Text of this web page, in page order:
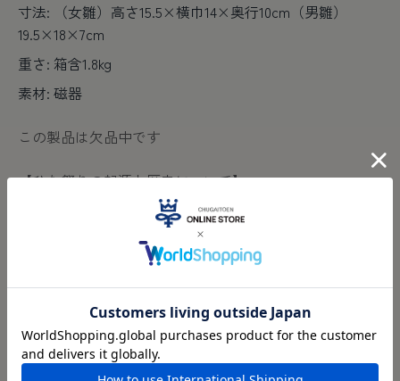
寸法: （女雛）高さ15.5×横巾14×奥行10cm（男雛）
19.5×18×7cm
重さ: 箱含1.8kg
素材: 磁器
この製品は欠品中です
【ひな祭りの起源と歴史について】
ひな祭りは、奈良時代に中国から伝わった厄払いの行事
が起源であると伝えられています。その後、平安時代に
は宮中の婦人や子どもたちの間で行われていた「ひいな
遊び」という人形遊びへと移りかわりました。やがて江
戸時代になると女の子の健やかな成長を願う行事として
広がり、それが現代へと受け継がれています。
【飾る時期について】